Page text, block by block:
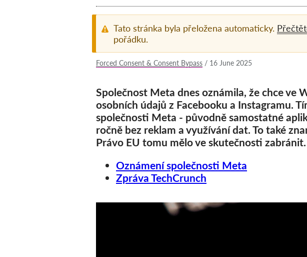
Tato stránka byla přeložena automaticky.
pořádku.
Forced Consent & Consent Bypass / 16 June 2025
Společnost Meta dnes oznámila, že chce ve
osobních údajů z Facebooku a Instagramu.
společnosti Meta - původně samostatné
ročně bez reklam a využívání dat. To také
Právo EU tomu mělo ve skutečnosti zabránit.
Oznámení společnosti Meta
Zpráva TechCrunch